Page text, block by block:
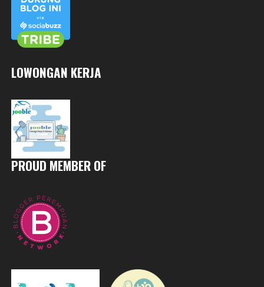
LOWONGAN KERJA
PROUD MEMBER OF